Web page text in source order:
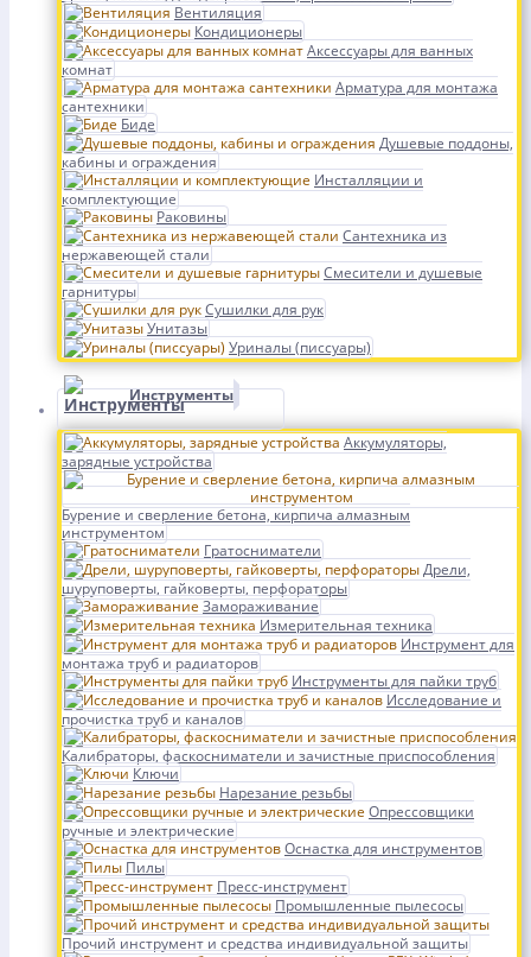
Вентиляция
Кондиционеры
Аксессуары для ванных
комнат
Арматура для монтажа
сантехники
Биде
Душевые поддоны,
кабины и ограждения
Инсталляции и
комплектующие
Раковины
Сантехника из
нержавеющей стали
Смесители и душевые
гарнитуры
Сушилки для рук
Унитазы
Уриналы (писсуары)
Инструменты
Аккумуляторы,
зарядные устройства
Бурение и сверление бетона, кирпича алмазным
инструментом
Гратосниматели
Дрели,
шуруповерты, гайковерты, перфораторы
Замораживание
Измерительная техника
Инструмент для
монтажа труб и радиаторов
Инструменты для пайки труб
Исследование и
прочистка труб и каналов
Калибраторы, фаскосниматели и зачистные приспособления
Ключи
Нарезание резьбы
Опрессовщики
ручные и электрические
Оснастка для инструментов
Пилы
Пресс-инструмент
Промышленные пылесосы
Прочий инструмент и средства индивидуальной защиты